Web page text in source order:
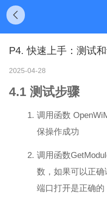
P4. 快速上手：测试
2025-04-28
4.1 测试步骤
调用函数
保操作成功
调用函数
数，如果可以正
端口打开是正确的